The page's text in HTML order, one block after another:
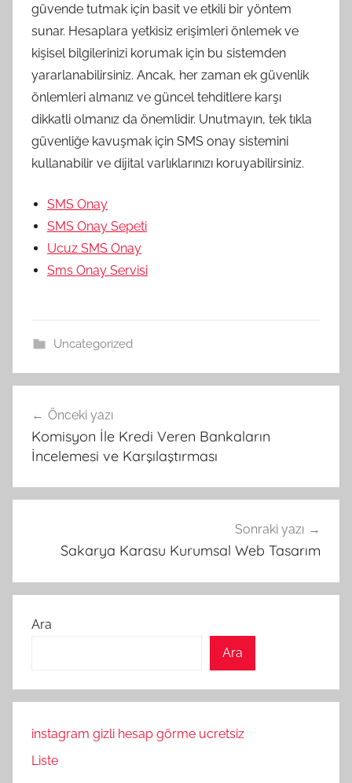
güvende tutmak için basit ve etkili bir yöntem
sunar. Hesaplara yetkisiz erişimleri önlemek ve
kişisel bilgilerinizi korumak için bu sistemden
yararlanabilirsiniz. Ancak, her zaman ek güvenlik
önlemleri almanız ve güncel tehditlere karşı
dikkatli olmanız da önemlidir. Unutmayın, tek tıkla
güvenliğe kavuşmak için SMS onay sistemini
kullanabilir ve dijital varlıklarınızı koruyabilirsiniz.
SMS Onay
SMS Onay Sepeti
Ucuz SMS Onay
Sms Onay Servisi
Uncategorized
gezinmesi
Önceki yazı
Komisyon İle Kredi Veren Bankaların
İncelemesi ve Karşılaştırması
Sonraki yazı
Sakarya Karasu Kurumsal Web Tasarım
Ara
Ara
instagram gizli hesap görme ucretsiz
Liste